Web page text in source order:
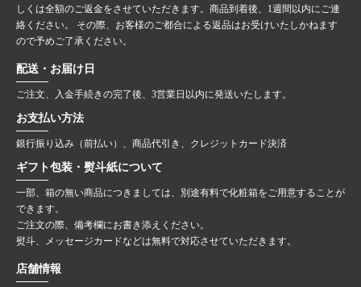
しくは全額のご返金をさせていただきます。商品到着後、1週間以内にご連
絡ください。 その際、お客様のご都合による返品はお受けいたしかねます
ので予めご了承ください。
配送・お届け日
ご注文、入金手続きの完了後、3営業日以内に発送いたします。
お支払い方法
銀行振り込み（前払い）、商品代引き、クレジットカード決済
ギフト包装・熨斗紙について
一部、箱の無い商品につきましては、別途有料で化粧箱をご用意することが
できます。
ご注文の際、備考欄にお書き添えください。
熨斗、メッセージカードなどは無料で対応させていただきます。
店舗情報